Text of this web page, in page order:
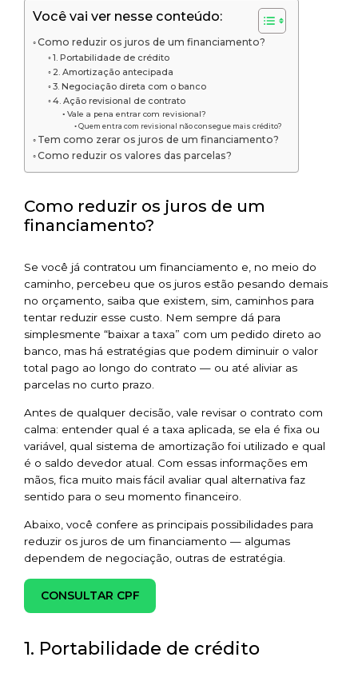
Você vai ver nesse conteúdo:
Como reduzir os juros de um financiamento?
1. Portabilidade de crédito
2. Amortização antecipada
3. Negociação direta com o banco
4. Ação revisional de contrato
Vale a pena entrar com revisional?
Quem entra com revisional não consegue mais crédito?
Tem como zerar os juros de um financiamento?
Como reduzir os valores das parcelas?
Como reduzir os juros de um
financiamento?
Se você já contratou um financiamento e, no meio do
caminho, percebeu que os juros estão pesando demais
no orçamento, saiba que existem, sim, caminhos para
tentar reduzir esse custo. Nem sempre dá para
simplesmente “baixar a taxa” com um pedido direto ao
banco, mas há estratégias que podem diminuir o valor
total pago ao longo do contrato — ou até aliviar as
parcelas no curto prazo.
Antes de qualquer decisão, vale revisar o contrato com
calma: entender qual é a taxa aplicada, se ela é fixa ou
variável, qual sistema de amortização foi utilizado e qual
é o saldo devedor atual. Com essas informações em
mãos, fica muito mais fácil avaliar qual alternativa faz
sentido para o seu momento financeiro.
Abaixo, você confere as principais possibilidades para
reduzir os juros de um financiamento — algumas
dependem de negociação, outras de estratégia.
CONSULTAR CPF
1. Portabilidade de crédito